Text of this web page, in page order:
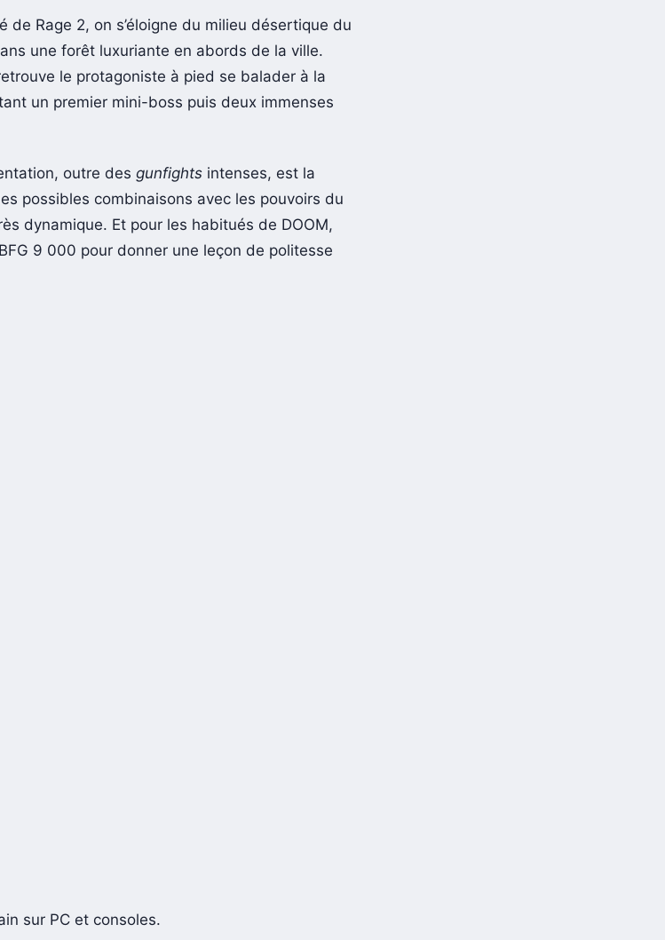
de Rage 2, on s’éloigne du milieu désertique du
une forêt luxuriante en abords de la ville.
le protagoniste à pied se balader à la
un premier mini-boss puis deux immenses
outre des gunfights intenses, est la
possibles combinaisons avec les pouvoirs du
dynamique. Et pour les habitués de DOOM,
9 000 pour donner une leçon de politesse
sur PC et consoles.